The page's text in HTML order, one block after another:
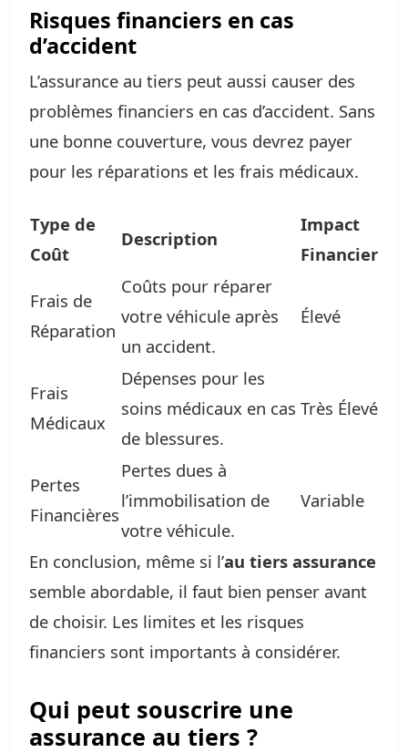
Risques financiers en cas
d’accident
L’assurance au tiers peut aussi causer des
problèmes financiers en cas d’accident. Sans
une bonne couverture, vous devrez payer
pour les réparations et les frais médicaux.
Type de
Coût
Description
Impact
Financier
Frais de
Réparation
Coûts pour réparer
votre véhicule après
un accident.
Élevé
Frais
Médicaux
Dépenses pour les
soins médicaux en cas
de blessures.
Très Élevé
Pertes
Financières
Pertes dues à
l’immobilisation de
votre véhicule.
Variable
En conclusion, même si l’au tiers assurance
semble abordable, il faut bien penser avant
de choisir. Les limites et les risques
financiers sont importants à considérer.
Qui peut souscrire une
assurance au tiers ?